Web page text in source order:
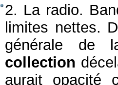
2. La radio.
limites nettes.
générale de
collection
aurait opacité